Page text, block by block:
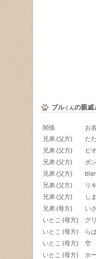
ブルくんの親戚
関係 お
兄弟 (父方)
た
兄弟 (父方) ビ
兄弟 (父方) ボ
兄弟 (父方)
兄弟 (父方) リキ
兄弟 (父方) し
兄弟 (母方) い
いとこ (母方) グ
いとこ (母方) ら
いとこ (母方) 空
いとこ (母方)
ホ